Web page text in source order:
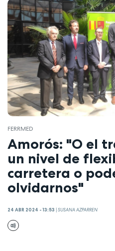
FERRMED
Amorós: "O el
un nivel de
carretera o
olvidarnos"
24 ABR 2024 - 13:53 |SUSANA AZPARREN